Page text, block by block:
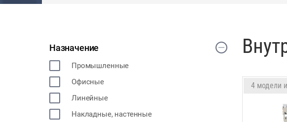
Назначение
Промышленные
Офисные
Линейные
Накладные, настенные
4 модели